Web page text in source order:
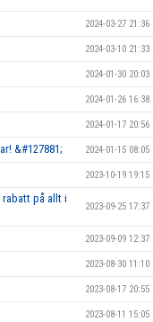
2024-03-27 21:36
2024-03-10 21:33
2024-01-30 20:03
2024-01-26 16:38
2024-01-17 20:56
&#127881; 2024-01-15 08:05
2023-10-19 19:15
rabatt på allt i
2023-09-25 17:37
2023-09-09 12:37
2023-08-30 11:10
2023-08-17 20:55
2023-08-11 15:05